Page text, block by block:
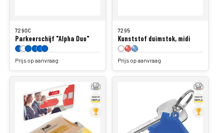
Parkeerschijf "Alpha Duo"
Prijs op aanvraag
Kunststof duimstok, midi
Prijs op aanvraag